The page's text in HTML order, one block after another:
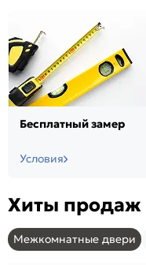
Бесплатный замер
Условия
Хиты продаж
Межкомнатные двери